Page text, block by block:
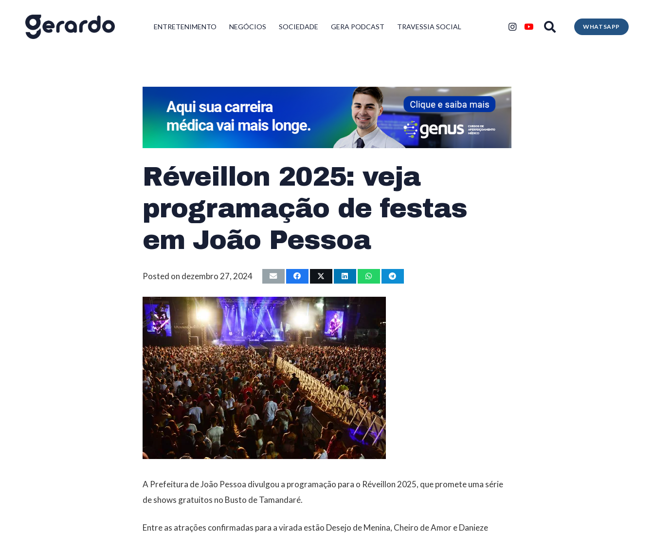
ENTRETENIMENTO NEGÓCIOS SOCIEDADE GERA PODCAST TRAVESSIA SOCIAL WHATSAPP
Réveillon 2025: veja
programação de festas
em João Pessoa
Posted on dezembro 27, 2024
A Prefeitura de João Pessoa divulgou a programação para o Réveillon 2025, que promete uma série
de shows gratuitos no Busto de Tamandaré.
Entre as atrações confirmadas para a virada estão Desejo de Menina, Cheiro de Amor e Danieze